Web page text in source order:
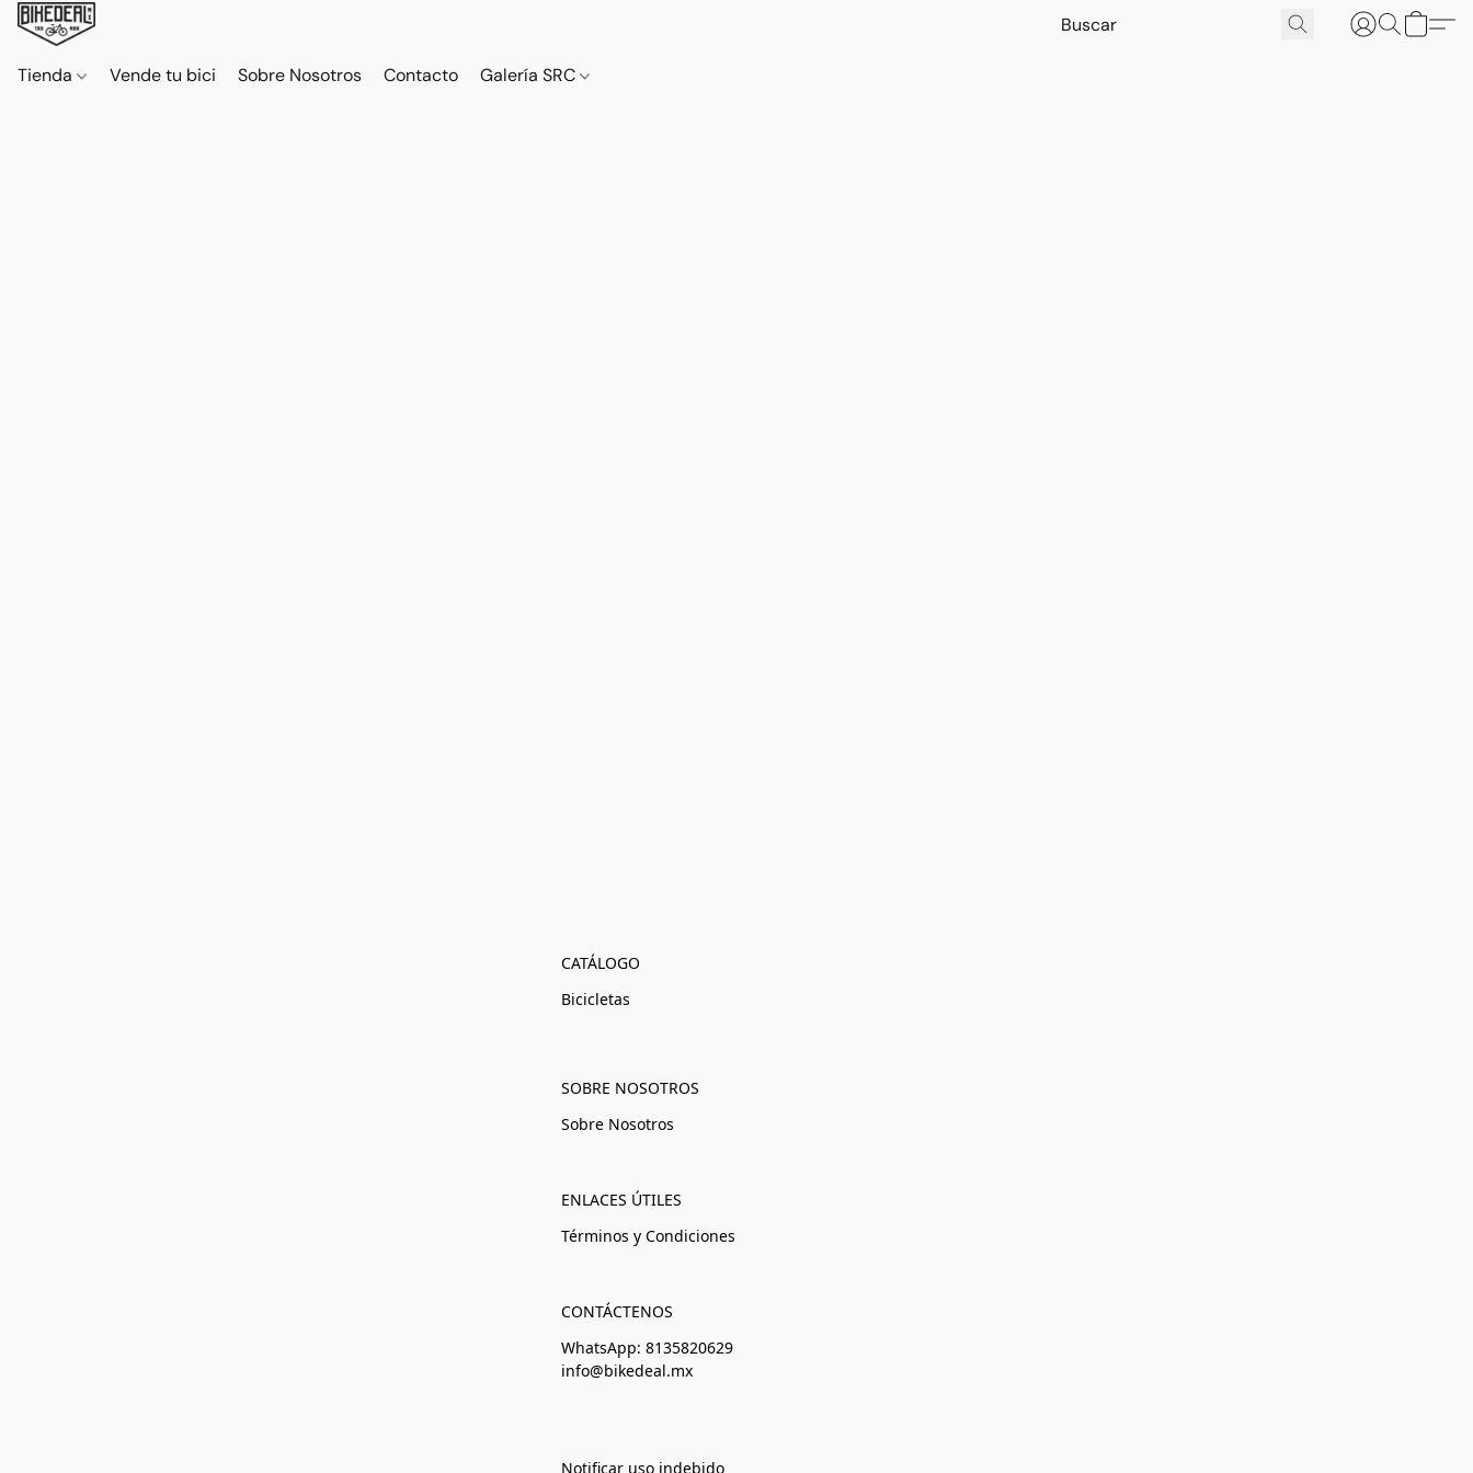
Tienda Vende tu bici Sobre Nosotros Contacto Galería SRC
CATÁLOGO
Bicicletas
SOBRE NOSOTROS
Sobre Nosotros
ENLACES ÚTILES
Términos y Condiciones
CONTÁCTENOS
WhatsApp: 8135820629
info@bikedeal.mx
Notificar uso indebido